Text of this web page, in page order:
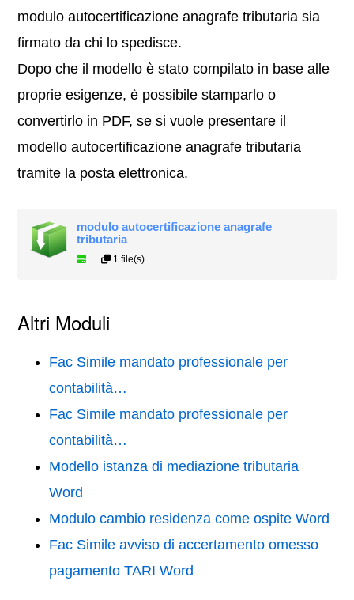
modulo autocertificazione anagrafe tributaria sia
firmato da chi lo spedisce.
Dopo che il modello è stato compilato in base alle
proprie esigenze, è possibile stamparlo o
convertirlo in PDF, se si vuole presentare il
modello autocertificazione anagrafe tributaria
tramite la posta elettronica.
modulo autocertificazione anagrafe
tributaria
1 file(s)
Altri Moduli
Fac Simile mandato professionale per
contabilità…
Fac Simile mandato professionale per
contabilità…
Modello istanza di mediazione tributaria
Word
Modulo cambio residenza come ospite Word
Fac Simile avviso di accertamento omesso
pagamento TARI Word